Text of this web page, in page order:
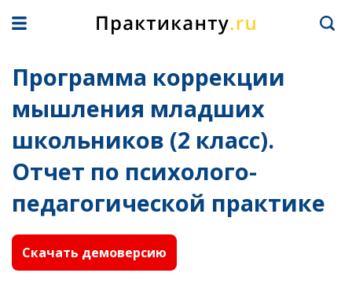
Программа коррекции
мышления младших
школьников (2 класс).
Отчет по психолого-
педагогической практике
Скачать демоверсию